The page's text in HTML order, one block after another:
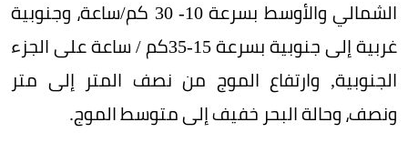
الشمالي والأوسط بسرعة 10- 30 كم/ساعة، وجنوبية
غربية إلى جنوبية بسرعة 15-35كم / ساعة على الجزء
الجنوبية, وارتفاع الموج من نصف المتر إلى متر
ونصف، وحالة البحر خفيف إلى متوسط الموج.